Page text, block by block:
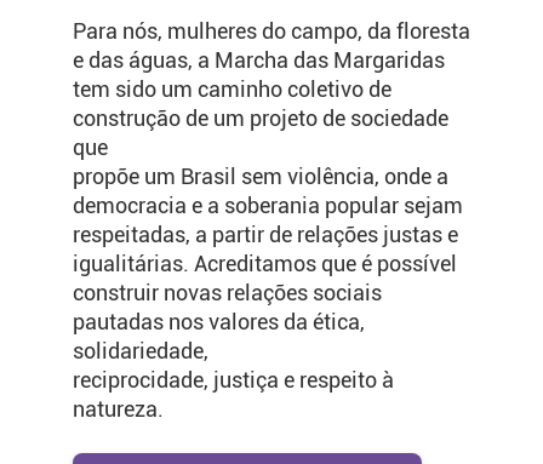
Para nós, mulheres do campo, da floresta
e das águas, a Marcha das Margaridas
tem sido um caminho coletivo de
construção de um projeto de sociedade
que
propõe um Brasil sem violência, onde a
democracia e a soberania popular sejam
respeitadas, a partir de relações justas e
igualitárias. Acreditamos que é possível
construir novas relações sociais
pautadas nos valores da ética,
solidariedade,
reciprocidade, justiça e respeito à
natureza.